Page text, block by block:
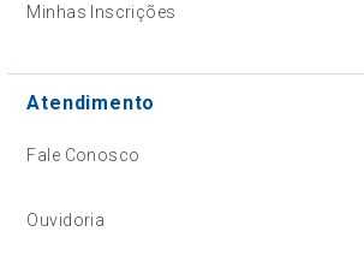
Minhas Inscrições
Atendimento
Fale Conosco
Ouvidoria